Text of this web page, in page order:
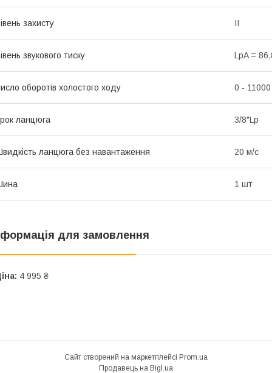
захисту II
звукового тиску LpA =
оборотів холостого ходу 0 -
ланцюга 3/8"Lp
ланцюга без навантаження 20 м/с
1 шт
для замовлення
4 995 ₴
Сайт створений на маркетплейсі Prom.ua
Продавець на Bigl.ua